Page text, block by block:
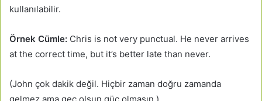
kullanılabilir.
Örnek Cümle: Chris is not very punctual. He never arrives
at the correct time, but it’s better late than never.
(John çok dakik değil. Hiçbir zaman doğru zamanda
gelmez ama geç olsun güç olmasın.)